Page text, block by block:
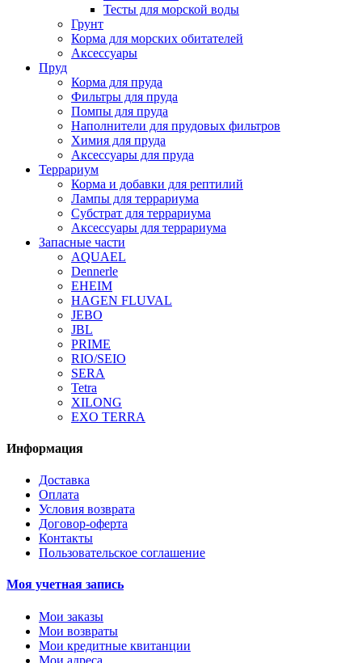
Тесты для морской воды
Грунт
Корма для морских обитателей
Аксессуары
Пруд
Корма для пруда
Фильтры для пруда
Помпы для пруда
Наполнители для прудовых фильтров
Химия для пруда
Аксессуары для пруда
Террариум
Корма и добавки для рептилий
Лампы для террариума
Субстрат для террариума
Аксессуары для террариума
Запасные части
AQUAEL
Dennerle
EHEIM
HAGEN FLUVAL
JEBO
JBL
PRIME
RIO/SEIO
SERA
Tetra
XILONG
EXO TERRA
Информация
Доставка
Оплата
Условия возврата
Договор-оферта
Контакты
Пользовательское соглашение
Моя учетная запись
Мои заказы
Мои возвраты
Мои кредитные квитанции
Мои адреса